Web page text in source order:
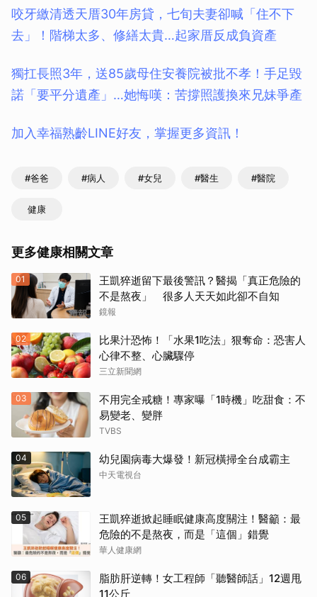
咬牙繳清透天厝30年房貸，七旬夫妻卻喊「住不下
去」！階梯太多、修繕太貴…起家厝反成負資產
獨扛長照3年，送85歲母住安養院被批不孝！手足毀
諾「要平分遺產」…她悔嘆：苦撐照護換來兄妹爭產
加入幸福熟齡LINE好友，掌握更多資訊！
#爸爸 #病人 #女兒 #醫生 #醫院
健康
更多健康相關文章
01
王凱猝逝留下最後警訊？醫揭「真正危險的
不是熬夜」 很多人天天如此卻不自知
鏡報
02
比果汁恐怖！「水果1吃法」狠奪命：恐害人
心律不整、心臟驟停
三立新聞網
03
不用完全戒糖！專家曝「1時機」吃甜食：不
易變老、變胖
TVBS
04 幼兒園病毒大爆發！新冠橫掃全台成霸主
中天電視台
05
王凱猝逝掀起睡眠健康高度關注！醫籲：最
危險的不是熬夜，而是「這個」錯覺
華人健康網
06
脂肪肝逆轉！女工程師「聽醫師話」12週甩
11公斤